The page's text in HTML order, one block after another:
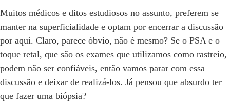
Muitos médicos e ditos estudiosos no assunto, preferem se
manter na superficialidade e optam por encerrar a discussão
por aqui. Claro, parece óbvio, não é mesmo? Se o PSA e o
toque retal, que são os exames que utilizamos como rastreio,
podem não ser confiáveis, então vamos parar com essa
discussão e deixar de realizá-los. Já pensou que absurdo ter
que fazer uma biópsia?